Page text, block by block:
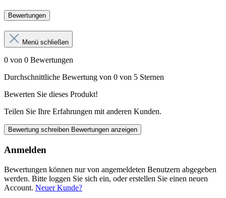
Bewertungen
Menü schließen
0 von 0 Bewertungen
Durchschnittliche Bewertung von 0 von 5 Sternen
Bewerten Sie dieses Produkt!
Teilen Sie Ihre Erfahrungen mit anderen Kunden.
Bewertung schreiben Bewertungen anzeigen
Anmelden
Bewertungen können nur von angemeldeten Benutzern abgegeben
werden. Bitte loggen Sie sich ein, oder erstellen Sie einen neuen
Account. Neuer Kunde?